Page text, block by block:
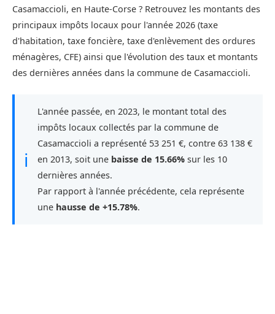
Casamaccioli, en Haute-Corse ? Retrouvez les montants des
principaux impôts locaux pour l'année 2026 (taxe
d'habitation, taxe foncière, taxe d'enlèvement des ordures
ménagères, CFE) ainsi que l'évolution des taux et montants
des dernières années dans la commune de Casamaccioli.
ℹ
L'année passée, en 2023, le montant total des
impôts locaux collectés par la commune de
Casamaccioli a représenté 53 251 €, contre 63 138 €
en 2013, soit une baisse de 15.66% sur les 10
dernières années.
Par rapport à l'année précédente, cela représente
une hausse de +15.78%.